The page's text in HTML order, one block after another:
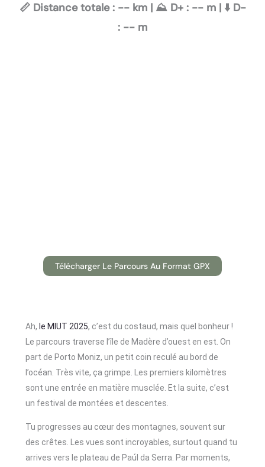
📏 Distance totale : --km | ⛰️ D+ : --m | ⬇️ D-
: -- m
Télécharger Le Parcours Au Format GPX
Ah, le MIUT 2025, c’est du costaud, mais quel bonheur !
Le parcours traverse l’île de Madère d’ouest en est. On
part de Porto Moniz, un petit coin reculé au bord de
l’océan. Très vite, ça grimpe. Les premiers kilomètres
sont une entrée en matière musclée. Et la suite, c’est
un festival de montées et descentes.
Tu progresses au cœur des montagnes, souvent sur
des crêtes. Les vues sont incroyables, surtout quand tu
arrives vers le plateau de Paúl da Serra. Par moments,